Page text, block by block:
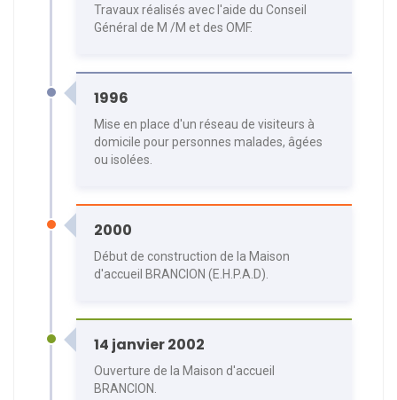
Travaux réalisés avec l'aide du Conseil
Général de M /M et des OMF.
1996
Mise en place d'un réseau de visiteurs à
domicile pour personnes malades, âgées
ou isolées.
2000
Début de construction de la Maison
d'accueil BRANCION (E.H.P.A.D).
14 janvier 2002
Ouverture de la Maison d'accueil
BRANCION.